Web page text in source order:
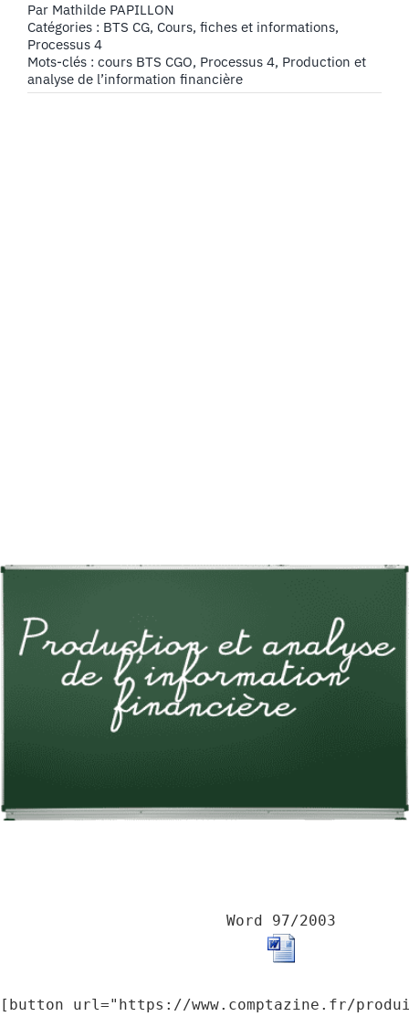
Par Mathilde PAPILLON
Catégories : BTS CG, Cours, fiches et informations,
Processus 4
Mots-clés : cours BTS CGO, Processus 4, Production et
analyse de l’information financière
Word 97/2003
[button url="https://www.comptazine.fr/